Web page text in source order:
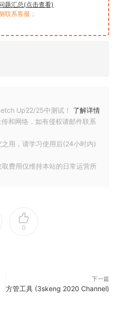
题汇总(点击查看)
联系客服；
Up22/25中测试！ 了解详情
和网络，如有侵权请邮件联系
用，请学习使用后(24小时内)
费用仅维持本站的日常运营所
0
下一篇
方管工具 (3skeng 2020 Channel)